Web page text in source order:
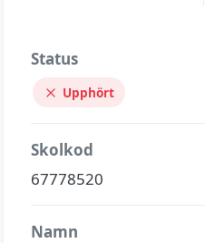
Status
Upphört
Skolkod
67778520
Namn